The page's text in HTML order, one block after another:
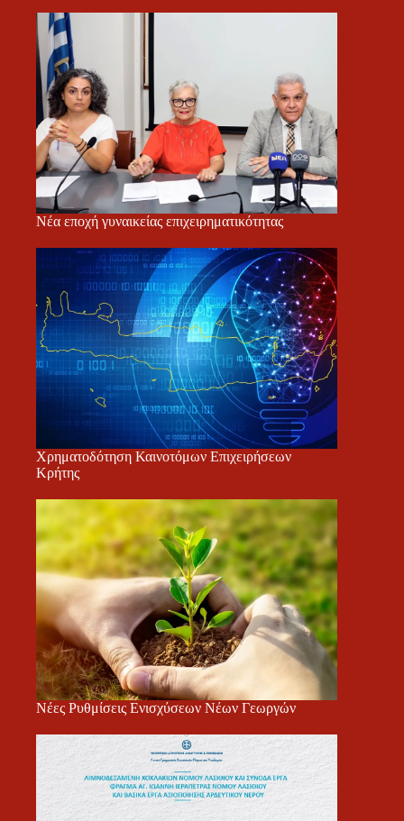
Νέα εποχή γυναικείας επιχειρηματικότητας
Χρηματοδότηση Καινοτόμων Επιχειρήσεων
Κρήτης
Νέες Ρυθμίσεις Ενισχύσεων Νέων Γεωργών